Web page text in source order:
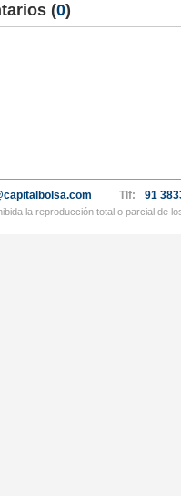
(0)
Tlf: 91
la reproducción total o parcial de